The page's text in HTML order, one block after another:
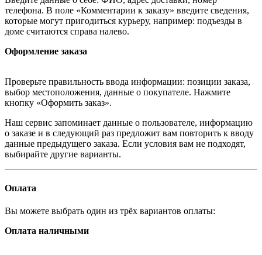
телефона. В поле «Комментарии к заказу» введите сведения,
которые могут пригодиться курьеру, например: подъезды в
доме считаются справа налево.
Оформление заказа
Проверьте правильность ввода информации: позиции заказа,
выбор местоположения, данные о покупателе. Нажмите
кнопку «Оформить заказ».
Наш сервис запоминает данные о пользователе, информацию
о заказе и в следующий раз предложит вам повторить к вводу
данные предыдущего заказа. Если условия вам не подходят,
выбирайте другие варианты.
Оплата
Вы можете выбрать один из трёх вариантов оплаты:
Оплата наличными